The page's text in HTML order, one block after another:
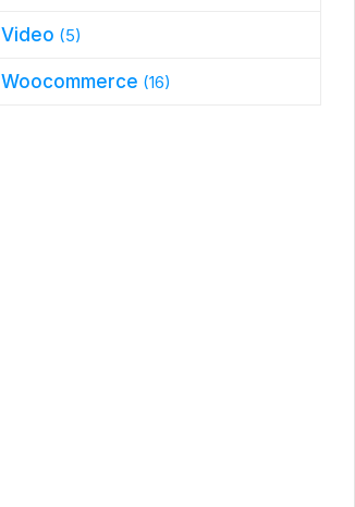
Video (5)
Woocommerce (16)